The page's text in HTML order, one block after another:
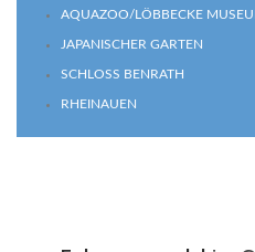
AQUAZOO/LÖBBECKE
JAPANISCHER GARTEN
SCHLOSS BENRATH
RHEINAUEN